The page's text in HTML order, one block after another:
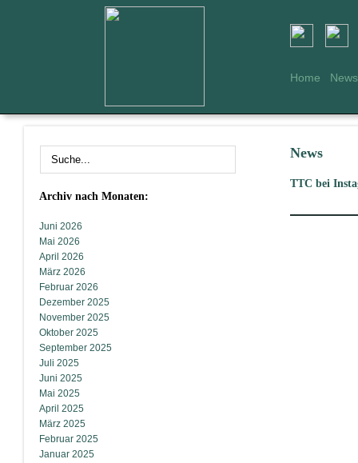
Home News
Archiv nach Monaten:
Juni 2026
Mai 2026
April 2026
März 2026
Februar 2026
Dezember 2025
November 2025
Oktober 2025
September 2025
Juli 2025
Juni 2025
Mai 2025
April 2025
März 2025
Februar 2025
Januar 2025
News
TTC bei